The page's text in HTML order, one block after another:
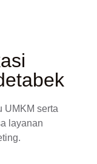
UMKM serta
layanan